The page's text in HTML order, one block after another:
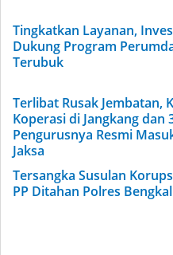
Tingkatkan Layanan,
Dukung Program
Terubuk
Terlibat Rusak Jembatan,
Koperasi di Jangkang dan
Pengurusnya Resmi
Jaksa
Tersangka Susulan
PP Ditahan Polres